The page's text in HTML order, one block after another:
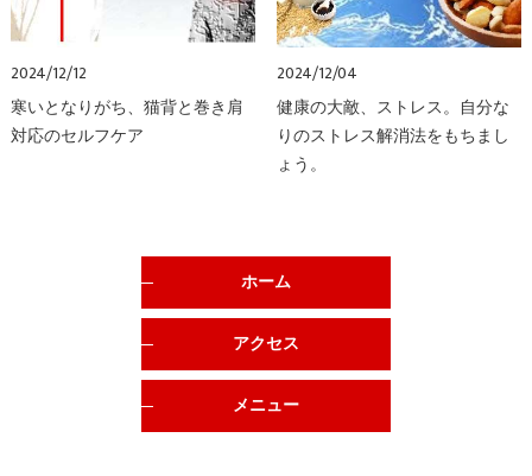
2024/12/12
寒いとなりがち、猫背と巻き肩
対応のセルフケア
2024/12/04
健康の大敵、ストレス。自分な
りのストレス解消法をもちまし
ょう。
ホーム
アクセス
メニュー